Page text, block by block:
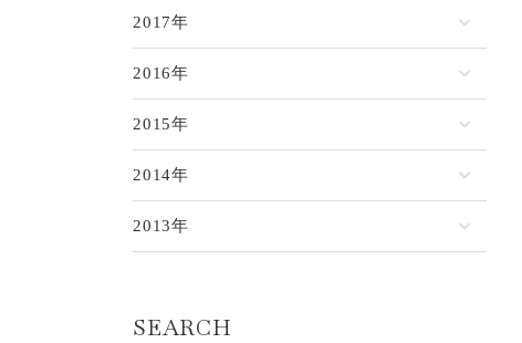
2017年
2016年
2015年
2014年
2013年
SEARCH